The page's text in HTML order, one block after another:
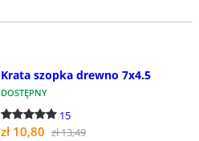
Krata szopka drewno 7x4.5
DOSTĘPNY
15
zł 10,80 zł 13,49